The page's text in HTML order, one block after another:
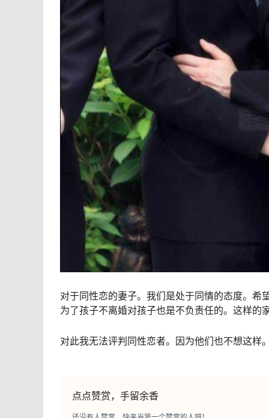
对于同性恋的妻子。我们是处于同情的态度。希
为了孩子不离婚对孩子也是不负责任的。这样的
对此我无法评判同性恋者。因为他们也不想这样
点点赞赏，手留余香